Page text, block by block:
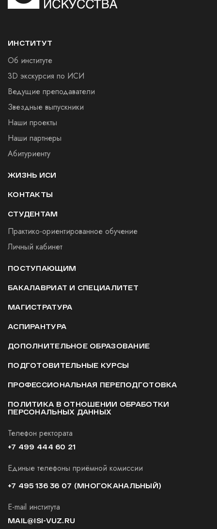
ИНСТИТУТ
Об институте
3D экскурсия по ИСИ
Ведущие преподаватели
Звездные выпускники
Наши проекты
Наши партнеры
Абитуриенту
ЖИЗНЬ ИСИ
КОНТАКТЫ
СТУДЕНТАМ
Практико-ориентированное обучение
Личный кабинет
ПОСТУПАЮЩИМ
БАКАЛАВРИАТ И СПЕЦИАЛИТЕТ
МАГИСТРАТУРА
АСПИРАНТУРА
ДОПОЛНИТЕЛЬНОЕ ОБРАЗОВАНИЕ
ПОДГОТОВИТЕЛЬНЫЕ КУРСЫ
ПРОФЕССИОНАЛЬНАЯ ПЕРЕПОДГОТОВКА
ПОЛИТИКА В ОТНОШЕНИИ ОБРАБОТКИ
ПЕРСОНАЛЬНЫХ ДАННЫХ
Телефон ректората
+7 499 444 60 21
Единые телефоны приёмной комиссии
+7 495 136 36 07 (МНОГОКАНАЛЬНЫЙ)
E-mail института
MAIL@ISI-VUZ.RU